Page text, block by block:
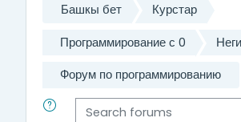
Башкы бет Курстар
Программирование с 0
Форум по программированию
Search forums